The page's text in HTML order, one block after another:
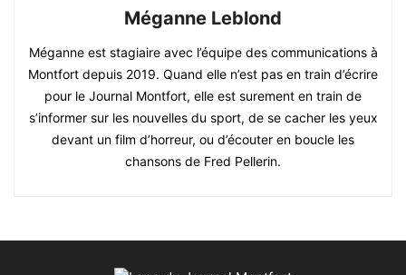
Méganne Leblond
Méganne est stagiaire avec l’équipe des communications à
Montfort depuis 2019. Quand elle n’est pas en train d’écrire
pour le Journal Montfort, elle est surement en train de
s’informer sur les nouvelles du sport, de se cacher les yeux
devant un film d’horreur, ou d’écouter en boucle les
chansons de Fred Pellerin.